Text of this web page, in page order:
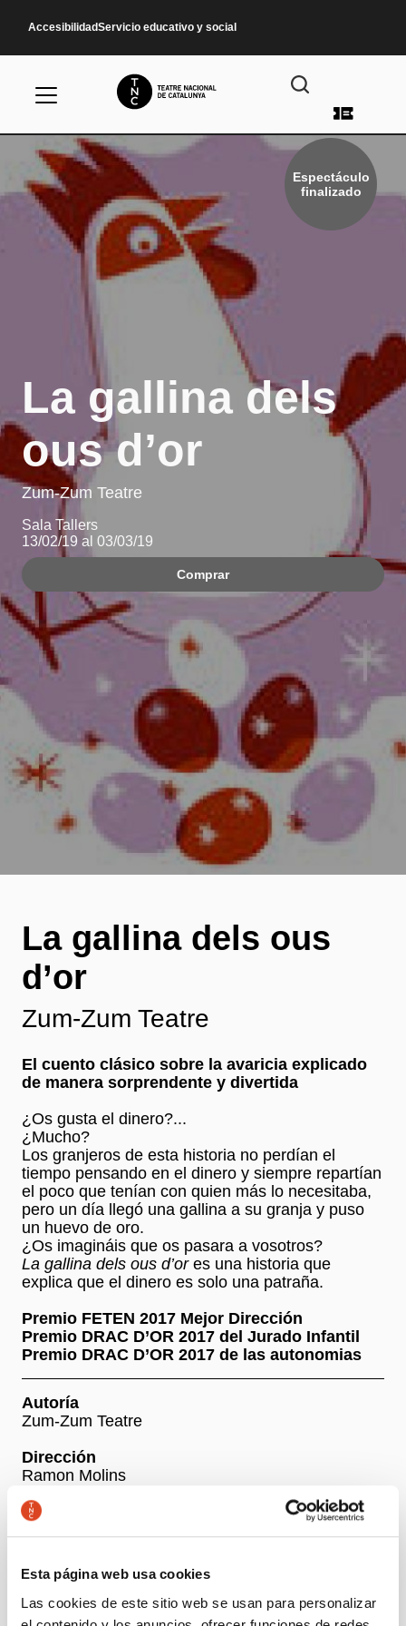
Esta página web usa cookies
Las cookies de este sitio web se usan para personalizar
AccesibilidadServicio educativo y social
Menú
Espectáculo
finalizado
La gallina dels
ous d’or
Zum-Zum Teatre
Sala Tallers
13/02/19 al 03/03/19
Comprar
La gallina dels ous
d’or
Zum-Zum Teatre
El cuento clásico sobre la avaricia explicado
de manera sorprendente y divertida
¿Os gusta el dinero?...
¿Mucho?
Los granjeros de esta historia no perdían el
tiempo pensando en el dinero y siempre repartían
el poco que tenían con quien más lo necesitaba,
pero un día llegó una gallina a su granja y puso
un huevo de oro.
¿Os imagináis que os pasara a vosotros?
La gallina dels ous d’ores una historia que
explica que el dinero es solo una patraña.
Premio FETEN 2017 Mejor Dirección
Premio DRAC D’OR 2017 del Jurado Infantil
Premio DRAC D’OR 2017 de las autonomias
Autoría
Zum-Zum Teatre
Dirección
Ramon Molins
Con